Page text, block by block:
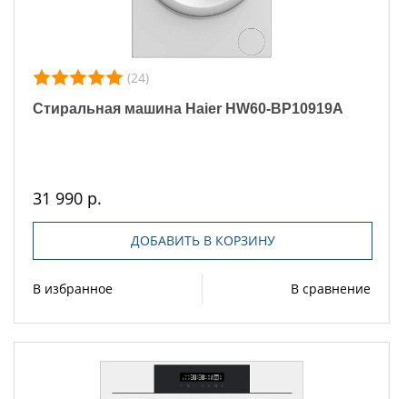
(24)
Стиральная машина Haier HW60-BP10919A
31 990 р.
ДОБАВИТЬ В КОРЗИНУ
В избранное В сравнение